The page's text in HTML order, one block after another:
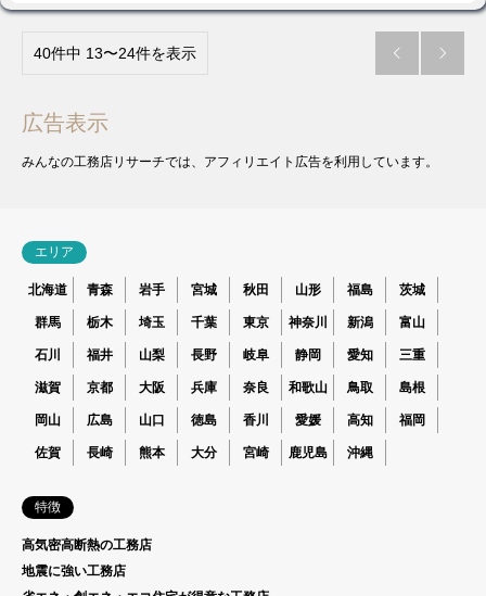
40件中 13〜24件を表示  
広告表示
みんなの工務店リサーチでは、アフィリエイト広告を利用しています。
エリア
北海道 青森 岩手 宮城 秋田 山形 福島 茨城
群馬 栃木 埼玉 千葉 東京 神奈川 新潟 富山
石川 福井 山梨 長野 岐阜 静岡 愛知 三重
滋賀 京都 大阪 兵庫 奈良 和歌山 鳥取 島根
岡山 広島 山口 徳島 香川 愛媛 高知 福岡
佐賀 長崎 熊本 大分 宮崎 鹿児島 沖縄
特徴
高気密高断熱の工務店
地震に強い工務店